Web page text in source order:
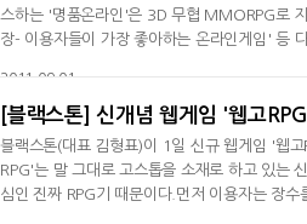
스하는 '명품온라인'은 3D 무협 MMORPG로
장- 이용자들이 가장 좋아하는 온라인게임' 등
2011-09-01
[블랙스톤] 신개념 웹게임 '웹고
블랙스톤(대표 김형표)이 1일 신규 웹게임 '웹
RPG'는 말 그대로 고스톱을 소재로 하고 있는
심인 진짜 RPG기 때문이다.먼저 이용자는 장